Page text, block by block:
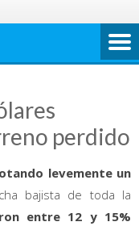
perdido
levemente un
bajista de toda la
entre 12 y 15%